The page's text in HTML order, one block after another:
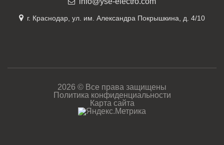
г. Краснодар, ул. им. Александра Покрышкина, д. 4/10
2026 © Все права защищены
Политика конфиденциальности
Карта сайта